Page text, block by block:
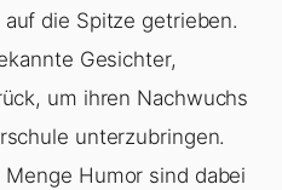
die Spitze getrieben.
Gesichter,
um ihren Nachwuchs
unterzubringen.
Humor sind dabei